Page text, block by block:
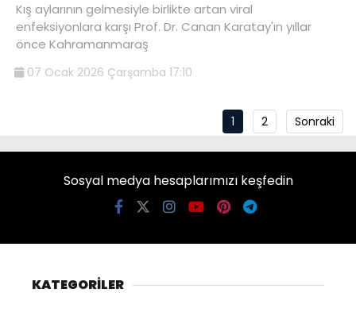
Kış aylarının gelmesiyle birlikte artan viral
enfeksiyonlara karşı Prof. Dr. Canan Karatay'ın yıllar
önce Kahramanmaraş
07 Ocak 2026 Çarşamba 17:10
1 2 Sonraki
Sosyal medya hesaplarımızı keşfedin
KATEGORİLER